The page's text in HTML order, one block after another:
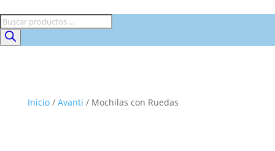
Búsqueda
de
productos
Inicio/ Avanti / Mochilas con Ruedas